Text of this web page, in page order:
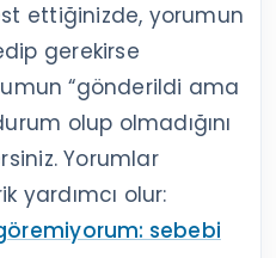
ettiğinizde, yorumun
gerekirse
“gönderildi ama
olup olmadığını
Yorumlar
yardımcı olur:
sebebi